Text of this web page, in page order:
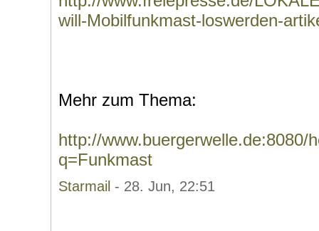
will-Mobilfunkmast-loswerden-
Mehr zum Thema:
http://www.buergerwelle.de:8080/
q=Funkmast
Starmail - 28. Jun, 22:51